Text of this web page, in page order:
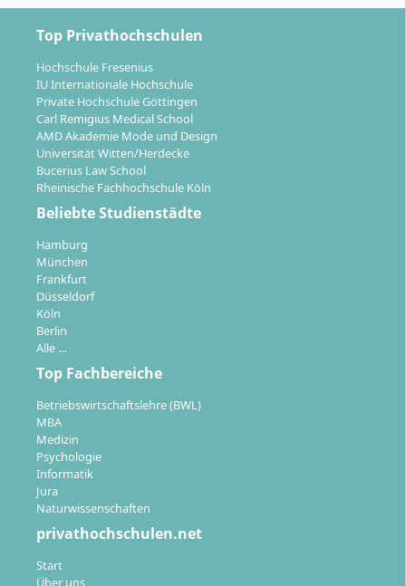
Top Privathochschulen
Hochschule Fresenius
IU Internationale Hochschule
Private Hochschule Göttingen
Carl Remigius Medical School
AMD Akademie Mode und Design
Universität Witten/Herdecke
Bucerius Law School
Rheinische Fachhochschule Köln
Beliebte Studienstädte
Hamburg
München
Frankfurt
Düsseldorf
Köln
Berlin
Alle …
Top Fachbereiche
Betriebswirtschaftslehre (BWL)
MBA
Medizin
Psychologie
Informatik
Jura
Naturwissenschaften
privathochschulen.net
Start
Über uns